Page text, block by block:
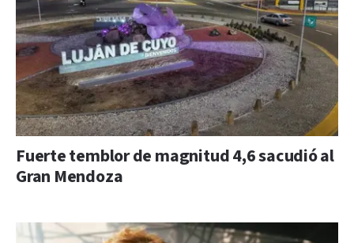
Fuerte temblor de magnitud 4,6 sacudió al
Gran Mendoza